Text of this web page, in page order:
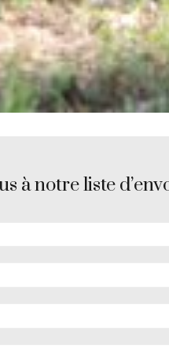
à notre liste